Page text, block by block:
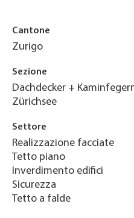
Cantone
Zurigo
Sezione
Dachdecker +
Zürichsee
Settore
Realizzazione facciate
Tetto piano
Inverdimento edifici
Sicurezza
Tetto a falde